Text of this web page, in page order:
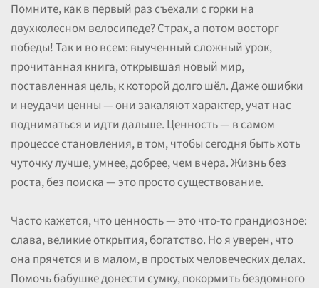
Помните, как в первый раз съехали с горки на
двухколесном велосипеде? Страх, а потом восторг
победы! Так и во всем: выученный сложный урок,
прочитанная книга, открывшая новый мир,
поставленная цель, к которой долго шёл. Даже ошибки
и неудачи ценны — они закаляют характер, учат нас
подниматься и идти дальше. Ценность — в самом
процессе становления, в том, чтобы сегодня быть хоть
чуточку лучше, умнее, добрее, чем вчера. Жизнь без
роста, без поиска — это просто существование.
Часто кажется, что ценность — это что-то грандиозное:
слава, великие открытия, богатство. Но я уверен, что
она прячется и в малом, в простых человеческих делах.
Помочь бабушке донести сумку, покормить бездомного